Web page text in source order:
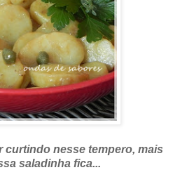
curtindo nesse tempero, mais
saladinha fica...